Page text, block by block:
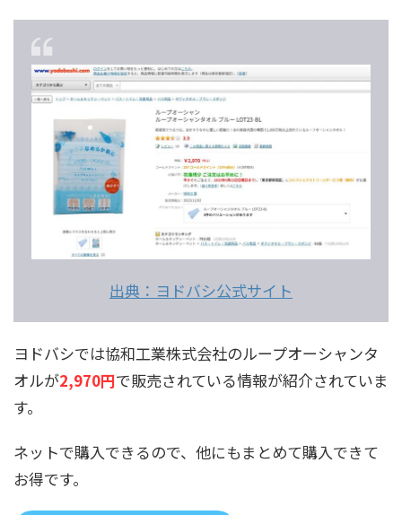
出典：ヨドバシ公式サイト
ヨドバシでは協和工業株式会社のループオーシャンタ
オルが2,970円で販売されている情報が紹介されていま
す。
ネットで購入できるので、他にもまとめて購入できて
お得です。